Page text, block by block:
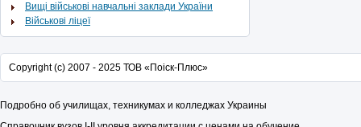
Вищі військові навчальні заклади України
Військові ліцеї
Copyright (c) 2007 - 2025 ТОВ «Поіск-Плюс»
Подробно об училищах, техникумах и колледжах Украины